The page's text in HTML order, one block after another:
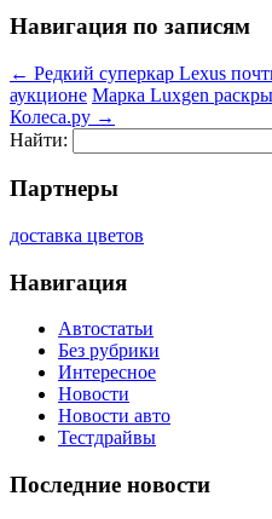
Навигация по записям
← Редкий суперкар Lexus
аукционе Марка Luxgen
Колеса.ру →
Найти:
Партнеры
доставка цветов
Навигация
Автостатьи
Без рубрики
Интересное
Новости
Новости авто
Тестдрайвы
Последние новости